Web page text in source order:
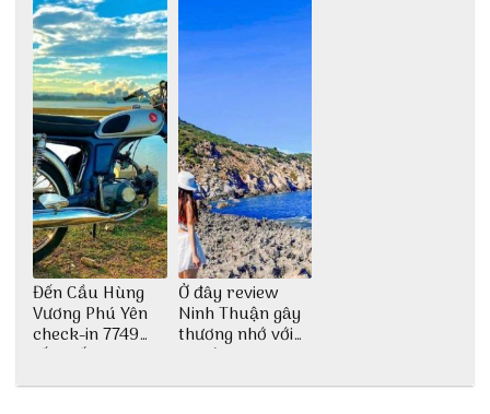
Đến Cầu Hùng
Vương Phú Yên
check-in 7749
tấm sống ảo
Ở đây review
Ninh Thuận gây
thương nhớ với
nét đẹp thiên